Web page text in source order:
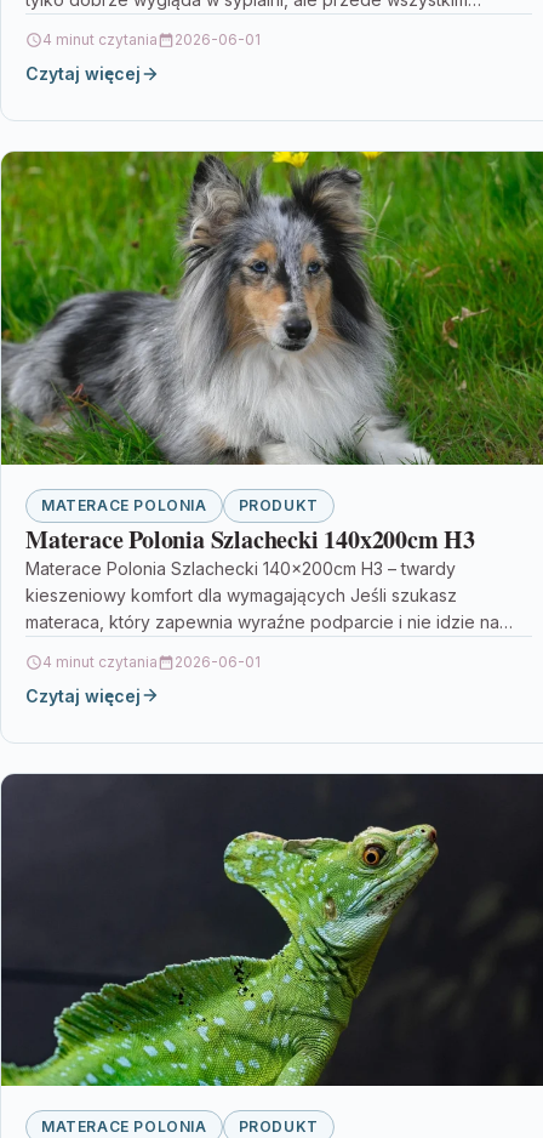
4 minut czytania 2026-06-01
Czytaj więcej
MATERACE POLONIA PRODUKT
Materace Polonia Szlachecki 140x200cm H3
Materace Polonia Szlachecki 140x200cm H3 – twardy
kieszeniowy komfort dla wymagających Jeśli szukasz
materaca, który zapewnia wyraźne podparcie i nie idzie na
4 minut czytania 2026-06-01
Czytaj więcej
MATERACE POLONIA PRODUKT